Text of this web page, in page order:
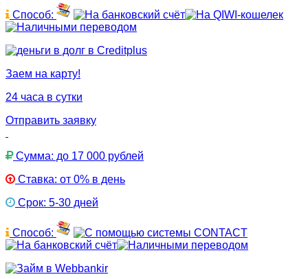
Способ:
Заем на карту!
24 часа в сутки
Отправить заявку
Сумма: до 17 000 рублей
Ставка: от 0% в день
Срок: 5-30 дней
Способ: